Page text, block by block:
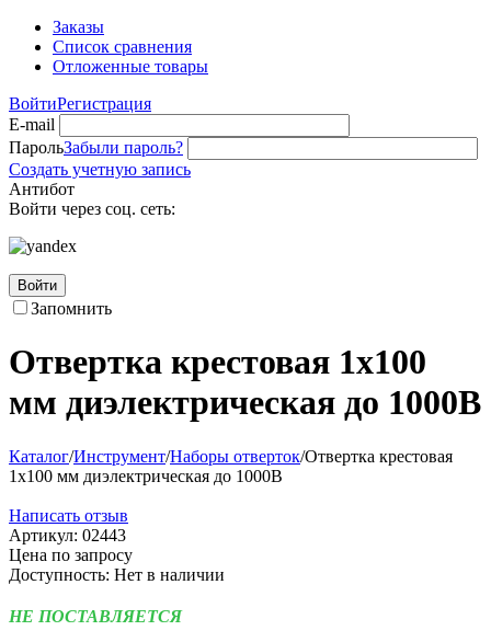
Заказы
Список сравнения
Отложенные товары
ВойтиРегистрация
E-mail
ПарольЗабыли пароль?
Создать учетную запись
Антибот
Войти через соц. сеть:
Войти
Запомнить
Отвертка крестовая 1х100
мм диэлектрическая до 1000В
Каталог/Инструмент/Наборы отверток/Отвертка крестовая
1х100 мм диэлектрическая до 1000В
Написать отзыв
Артикул: 02443
Цена по запросу
Доступность: Нет в наличии
НЕ ПОСТАВЛЯЕТСЯ